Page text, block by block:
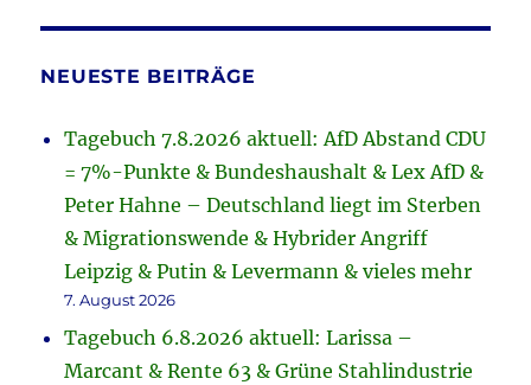
NEUESTE BEITRÄGE
Tagebuch 7.8.2026 aktuell: AfD Abstand CDU
= 7%-Punkte & Bundeshaushalt & Lex AfD &
Peter Hahne – Deutschland liegt im Sterben
& Migrationswende & Hybrider Angriff
Leipzig & Putin & Levermann & vieles mehr
7. August 2026
Tagebuch 6.8.2026 aktuell: Larissa –
Marcant & Rente 63 & Grüne Stahlindustrie